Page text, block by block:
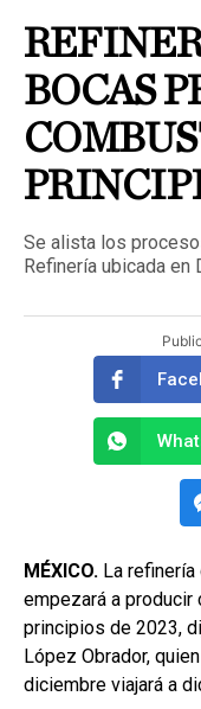
BOCAS
Se alista los
Refinería ubicada en
MÉXICO. La
empezará a
principios de 2023,
López Obrador,
diciembre viajará a